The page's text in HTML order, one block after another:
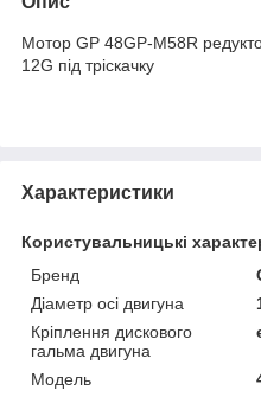
Мотор GP 48GP-M58R
12G під тріскачку
Характеристики
Користувальницькі
Бренд
Діаметр осі двигуна
Кріплення дискового
гальма двигуна
Модель